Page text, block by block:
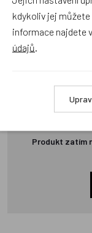
Zatím zde nejsou
Produkt zatím
kdykoliv jej
informace najdete
údajů